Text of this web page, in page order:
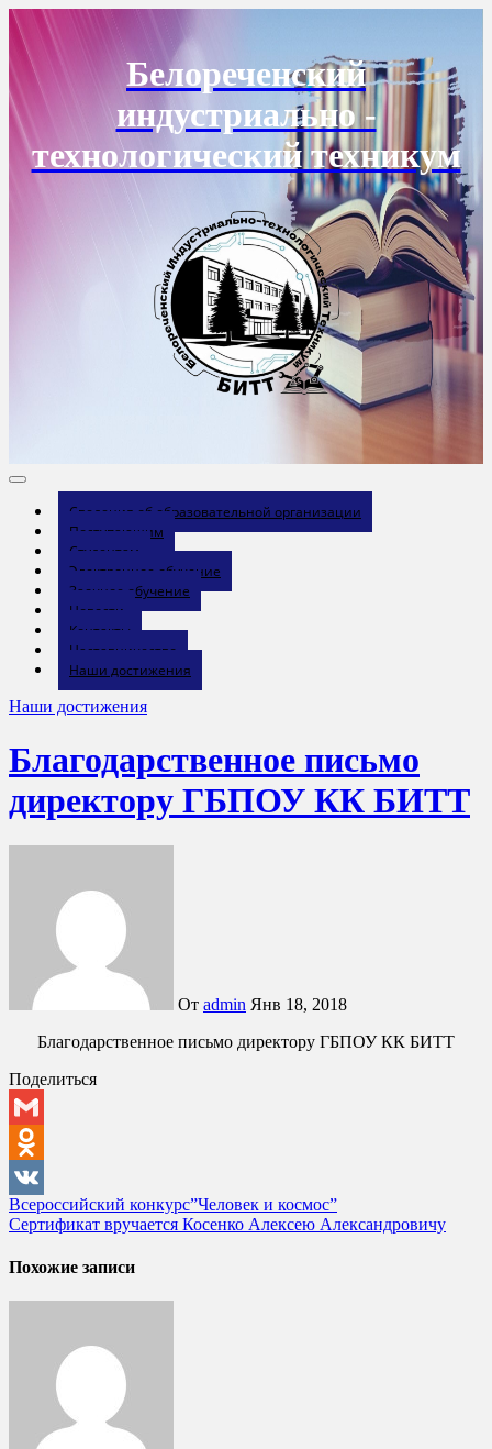
Перейти
содержанию
Белореченский
индустриально -
технологический техникум
Сведения об образовательной организации
Поступающим
Студентам
Электронное обучение
Заочное обучение
Новости
Контакты
Наставничество
Наши достижения
Наши достижения
Благодарственное письмо
директору ГБПОУ КК БИТТ
От admin Янв 18, 2018
Благодарственное письмо директору ГБПОУ КК БИТТ
Поделиться
Gmail
Odnoklassniki
VK
Навигация
по
записям
Всероссийский конкурс”Человек и космос”
Сертификат вручается Косенко Алексею Александровичу
Похожие записи